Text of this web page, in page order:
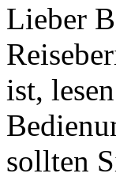
Lieber
ist,
sollten